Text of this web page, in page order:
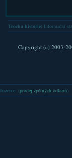
Trocha historie: Informační
Copyright (c) 2003-
Inzerce: (prodej zpětných odkazů )